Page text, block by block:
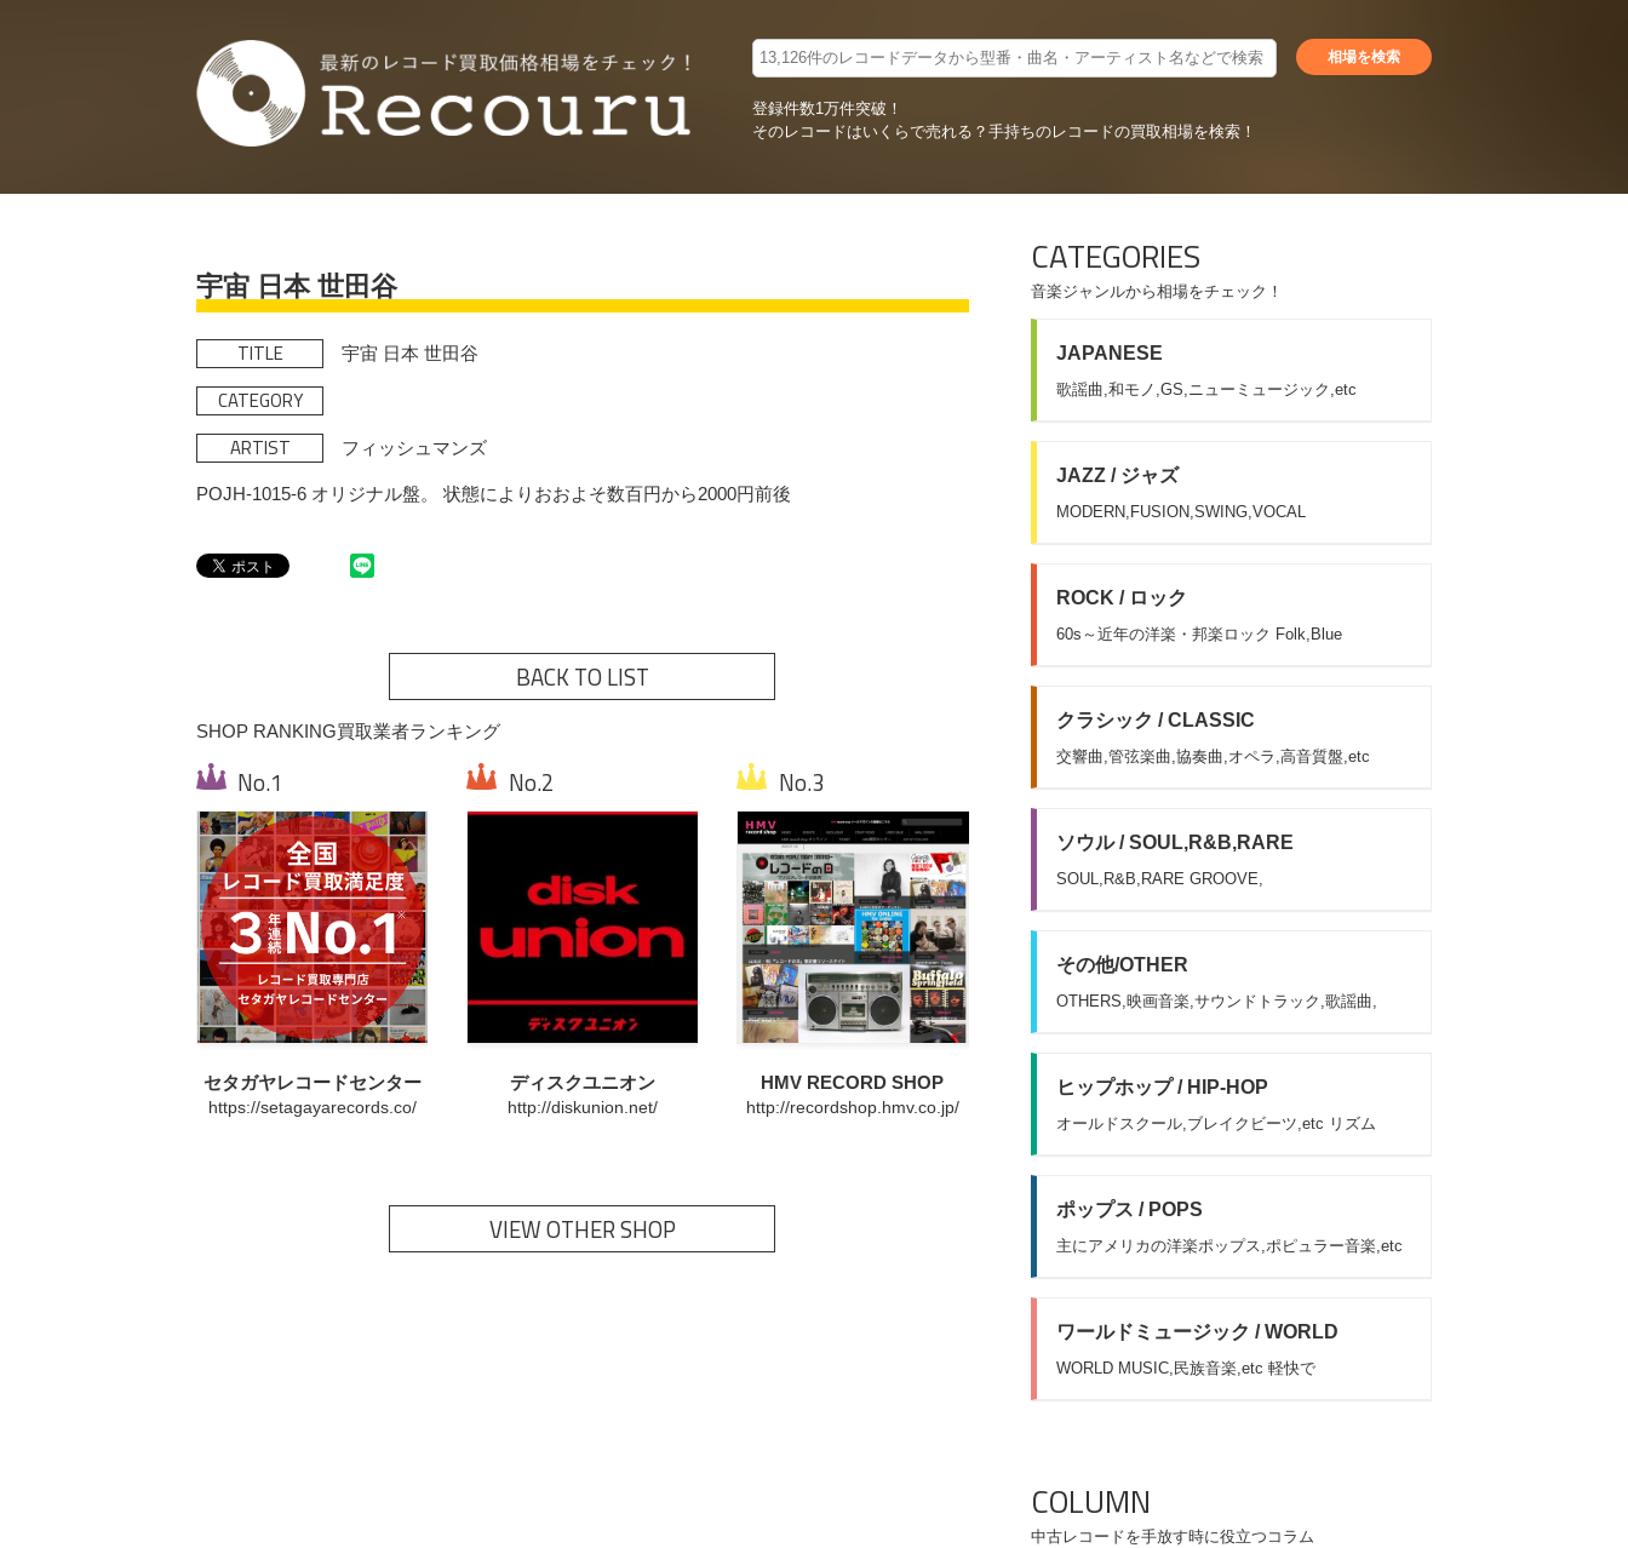
登録件数1万件突破！
そのレコードはいくらで売れる？ 手持ちのレコードの買取相場を検索！
宇宙 日本 世田谷
TITLE 宇宙 日本 世田谷
CATEGORY
ARTIST
フィッシュマンズ
POJH-1015-6 オリジナル盤。 状態によりおおよそ数百円から2000円前後
BACK TO LIST
SHOP RANKING買取業者ランキング
セタガヤレコードセンター
https://setagayarecords.co/
ディスクユニオン
http://diskunion.net/
HMV RECORD SHOP
http://recordshop.hmv.co.jp/
VIEW OTHER SHOP
CATEGORIES
音楽ジャンルから相場をチェック！
JAPANESE
歌謡曲,和モノ,GS,ニューミュージック,etc
JAZZ / ジャズ
MODERN,FUSION,SWING,VOCAL
ROCK / ロック
60s～近年の洋楽・邦楽ロック Folk,Blue
クラシック / CLASSIC
交響曲,管弦楽曲,協奏曲,オペラ,高音質盤,etc
ソウル / SOUL,R&B,RARE
SOUL,R&B,RARE GROOVE,
その他/OTHER
OTHERS,映画音楽,サウンドトラック,歌謡曲,
ヒップホップ / HIP-HOP
オールドスクール,ブレイクビーツ,etc リズム
ポップス / POPS
主にアメリカの洋楽ポップス,ポピュラー音楽,etc
ワールドミュージック / WORLD
WORLD MUSIC,民族音楽,etc 軽快で
COLUMN
中古レコードを手放す時に役立つコラム